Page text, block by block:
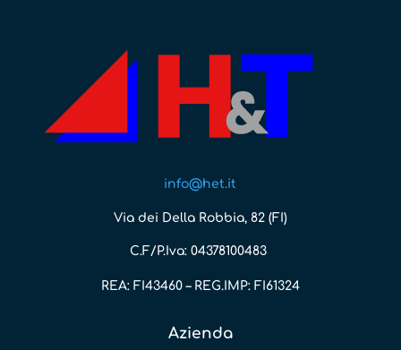
info@het.it
Via dei Della Robbia, 82 (FI)
C.F/P.Iva: 04378100483
REA: FI43460 – REG.IMP: FI61324
Azienda